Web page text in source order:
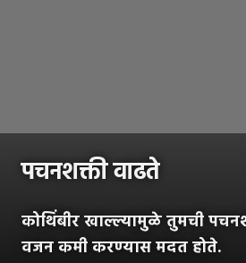
पचनशक्ती वाढते
कोथिंबीर खाल्ल्यामुळे तुमची
वजन कमी करण्यास मदत होते.